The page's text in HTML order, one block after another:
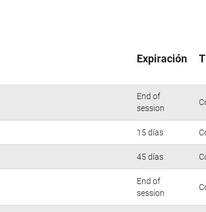
Expiración
End of
session
15 días
45 días
End of
session